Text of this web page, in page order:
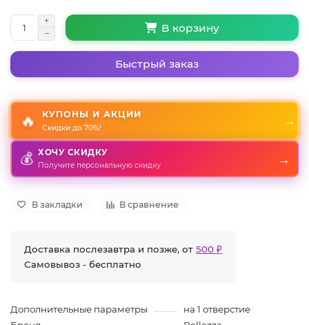
В корзину
Быстрый заказ
🔥 КУПОНЫ И АКЦИИ
Скидки до 70%!
→
💰 ХОЧУ СКИДКУ
Получите персональную скидку →
В закладки В сравнение
Доставка послезавтра и позже, от 500 ₽
Самовывоз - бесплатно
Дополнительные параметры
на 1 отверстие